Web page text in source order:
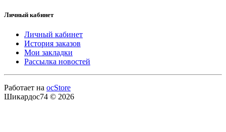
Личный кабинет
Личный кабинет
История заказов
Мои закладки
Рассылка новостей
Работает на ocStore
Шикардос74 © 2026